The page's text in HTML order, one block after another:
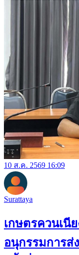
10 ส.ค. 2569 16:09
Surattaya
เกษตรควนเนี
อนุกรรมการส่